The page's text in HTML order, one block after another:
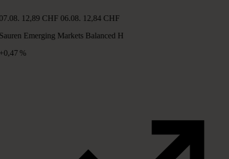
12,89 CHF 06.08. 12,84 CHF
Emerging Markets Balanced H
%